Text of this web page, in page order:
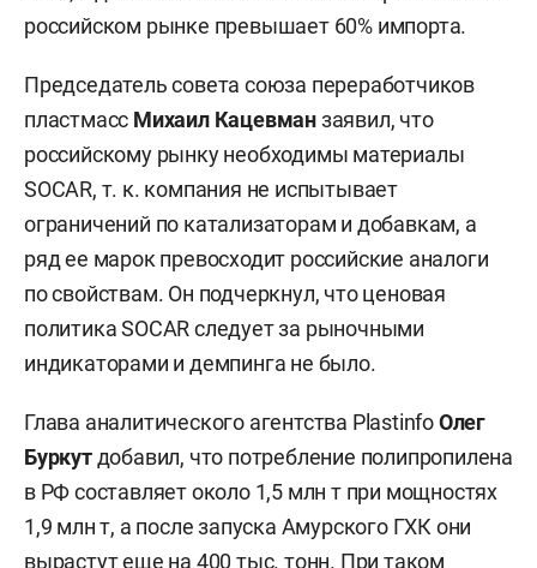
российском рынке превышает 60% импорта.
Председатель совета союза переработчиков
пластмасс Михаил Кацевманзаявил, что
российскому рынку необходимы материалы
SOCAR, т. к. компания не испытывает
ограничений по катализаторам и добавкам, а
ряд ее марок превосходит российские аналоги
по свойствам. Он подчеркнул, что ценовая
политика SOCAR следует за рыночными
индикаторами и демпинга не было.
Глава аналитического агентства PlastinfoОлег
Буркутдобавил, что потребление полипропилена
в РФ составляет около 1,5 млн т при мощностях
1,9 млн т, а после запуска Амурского ГХК они
вырастут еще на 400 тыс. тонн. При таком